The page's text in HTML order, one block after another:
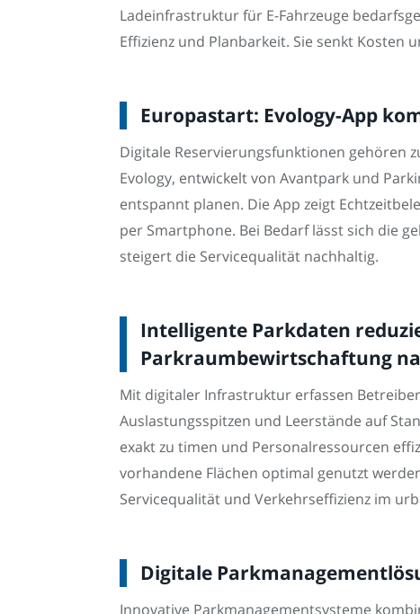
Ladeinfrastruktur für E-Fahrzeuge
Effizienz und Planbarkeit. Sie senkt Kosten
Europastart: Evology-App
Digitale Reservierungsfunktionen gehören
Evology, entwickelt von Avantpark und
entspannt planen. Die App zeigt
per Smartphone. Bei Bedarf lässt sich die
steigert die Servicequalität nachhaltig.
Intelligente Parkdaten
Parkraumbewirtschaftung
Mit digitaler Infrastruktur erfassen
Auslastungsspitzen und Leerstände auf
exakt zu timen und Personalressourcen
vorhandene Flächen optimal genutzt
Servicequalität und Verkehrseffizienz im
Digitale
Innovative Parkmanagementsysteme